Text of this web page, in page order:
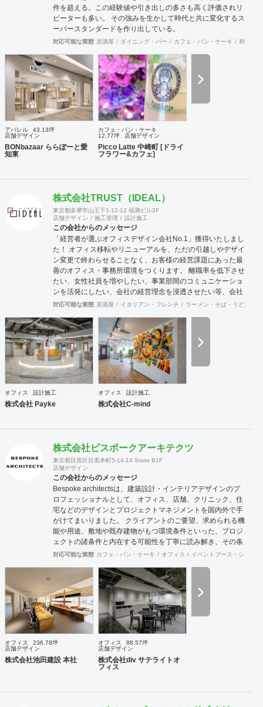
件を超える。この経験値や引き出しの多さも高く評価されリ
ピーターも多い。 その強みを生かして時代と共に変化するス
ーパースタンダードを作り出している。
対応可能な業態 居酒屋 ダイニング・バー カフェ・パン・ケーキ 和食・
アパレル
43.13坪
店舗デザイン
BONbazaar ららぽーと愛
知東
カフェ・パン・ケーキ
12.77坪
店舗デザイン
Picco Latte 中崎町 [ドライ
フラワー&カフェ]
株式会社TRUST（IDEAL）
東京都多摩市山王下1-12-12 福満ビル2F
店舗デザイン
施工管理 設計施工
この会社からのメッセージ
「経営者が選ぶオフィスデザイン会社No.1」獲得いたしまし
た！ オフィス移転やリニューアルを、ただの引越しやデザイ
ン変更で終わらせることなく、お客様の経営課題にあった最
善のオフィス・事務所環境をつくります。 離職率を低下させ
たい、女性社員を増やしたい、事業部間のコミュニケーショ
ンを活発にしたい、会社の経営理念を浸透させたい等、会社
の規模やフェーズによって様々な課題をかかえています。ど
今後どのような事業戦略を描き、どのような組織になってい
きたいのか。それらを共有することがオフィスデザインのス
タートとなります。 また、オフィスはスタッフにとって一日
の大半を過ごす場所です。機能的かつ快適な空間を作ること
は精神的な安心やモチベーション・作業効率の向上に繋がっ
ていくでしょう。このように、経営面の課題と現場の声をし
っかりとヒアリングした上で、最善なオフィスづくりをご提
案させていただきます。
対応可能な業態 居酒屋 イタリアン・フレンチ ラーメン・そば・うどん
オフィス 設計施工
株式会社 Payke
オフィス 設計施工
株式会社C-mind
株式会社ビスポークアーキテクツ
東京都目黒区目黒本町5-14-14 Stairs B1F
店舗デザイン
この会社からのメッセージ
Bespoke architectsは、建築設計・インテリアデザインのプ
ロフェッショナルとして、オフィス、店舗、クリニック、住
宅などのデザインとプロジェクトマネジメントを国内外で手
がけてまいりました。 クライアントのご要望、求められる機
能や用途、敷地や既存建物がもつ環境条件といった、プロジ
ェクトの諸条件と内在する可能性を丁寧に読み解き、その条
件でこそ可能な空間環境の豊かさを提案し、カタチにしま
計・ランドスケープデザイン等の専門家と協働し、大規模建
築物や高度な設計にも対応致します。 ご要望に合わせて、設
計・デザインに加えて、予算管理・工程管理・別途工事の一
括管理等を含めたプロジェクトマネジメントを担い、ワンス
トップでのプロジェクト推進を行います。発注管理における
クライアントのご負担を軽減するとともに、第三者的な立場
からプロセスを適切に管理することで、クライアントの利益
に適うコスト管理と、工事品質の向上を実現致します。 ま
た、新規サービス立上げやリブランディングに際しては、空
間デザイン的な見地から事業企画やCI計画・デザインマニュ
対応可能な業態 カフェ・パン・ケーキ オフィス イベントブース・ショール
オフィス
236.78坪
店舗デザイン
株式会社池田建設 本社
オフィス
88.57坪
店舗デザイン
株式会社div サテライトオ
フィス